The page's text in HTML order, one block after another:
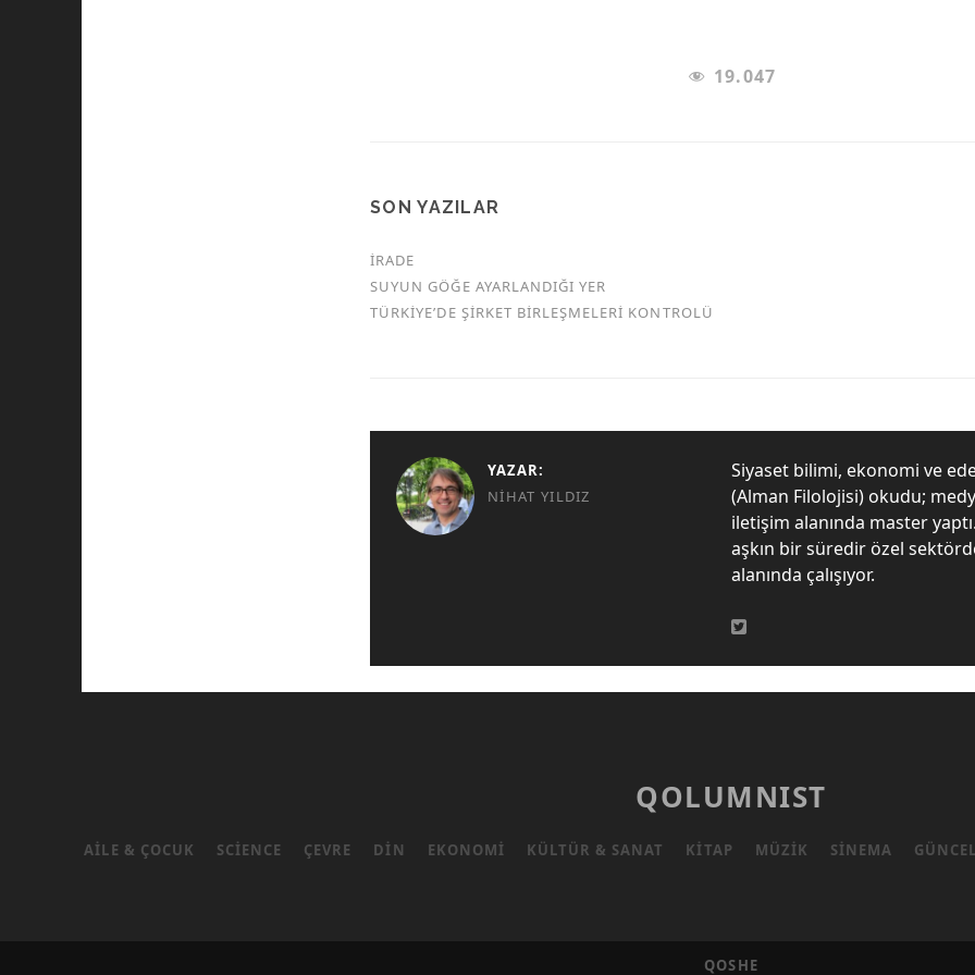
19.047
SON YAZILAR
İRADE
SUYUN GÖĞE AYARLANDIĞI YER
TÜRKİYE’DE ŞİRKET BİRLEŞMELERİ KONTROLÜ
YAZAR:
NIHAT YILDIZ
Siyaset bilimi, ekonomi ve
(Alman Filolojisi) okudu;
iletişim alanında master yaptı.
aşkın bir süredir özel
alanında çalışıyor.
QOLUMNIST
AILE & ÇOCUK SCIENCE ÇEVRE DIN EKONOMI KÜLTÜR & SANAT KITAP MÜZIK SINEMA GÜNCEL
QOSHE